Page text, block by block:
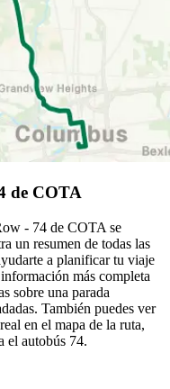
de COTA
- 74 de COTA se
un resumen de todas las
a planificar tu viaje
más completa
sobre una parada
También puedes ver
en el mapa de la ruta,
el autobús 74.